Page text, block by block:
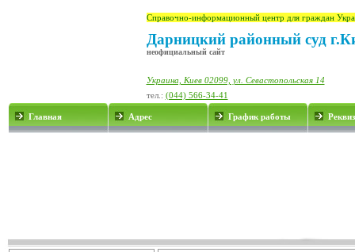
Справочно-информационный центр для граждан
Дарницкий районный суд
неофициальный сайт
Украина, Киев 02099, ул. Севастопольская 14
тел.: (044) 566-34-41
Главная Адрес График работы